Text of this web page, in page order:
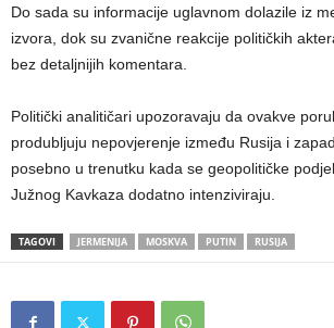
Do sada su informacije uglavnom dolazile iz
izvora, dok su zvanične reakcije političkih
bez detaljnijih komentara.
Politički analitičari upozoravaju da ovakve
produbljuju nepovjerenje između Rusija i
posebno u trenutku kada se geopolitičke
Južnog Kavkaza dodatno intenziviraju.
TAGOVI JERMENIJA MOSKVA PUTIN RUSIJA